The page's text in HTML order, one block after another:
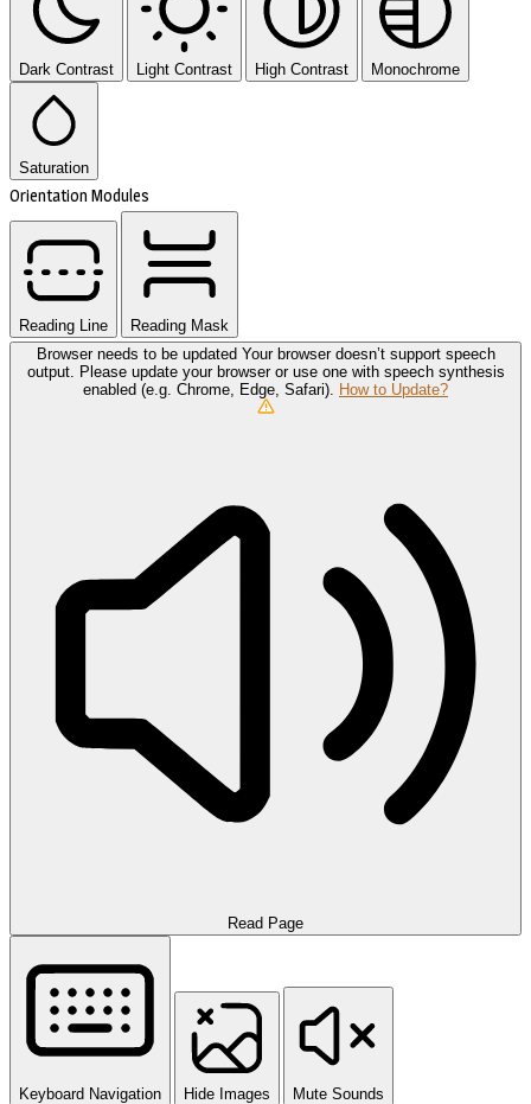
Dark Contrast Light Contrast High Contrast Monochrome
Saturation
Orientation Modules
Reading Line
Reading Mask
Browser needs to be updated Your browser doesn’t support speech
output. Please update your browser or use one with speech synthesis
enabled (e.g. Chrome, Edge, Safari). How to Update?
Read Page
Keyboard Navigation Hide Images Mute Sounds